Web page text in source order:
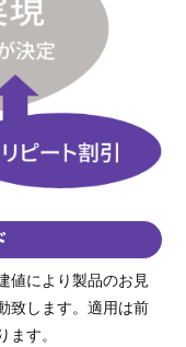
値により製品のお見
致します。適用は前
す。